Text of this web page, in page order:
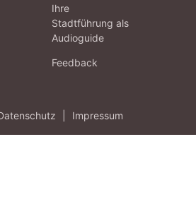
Ihre
Stadtführung als
Audioguide
Feedback
Impressum